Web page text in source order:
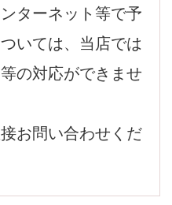
ターネット等で予
いては、当店では
の対応ができませ
お問い合わせくだ